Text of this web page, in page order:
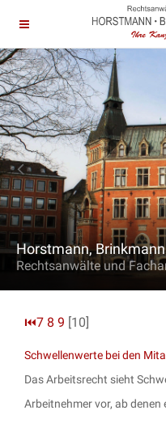
Horstmann,
Rechtsanwälte und
⏮7 8 9 [10]
Schwellenwerte bei den
Das Arbeitsrecht sieht
Arbeitnehmer vor, ab